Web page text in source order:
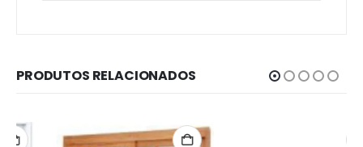
PRODUTOS RELACIONADOS